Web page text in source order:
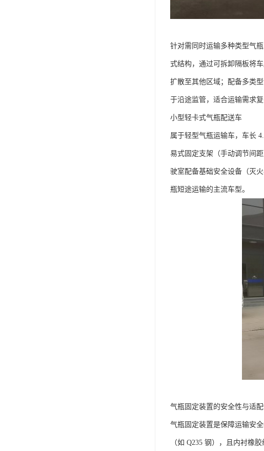
针对需同时运输多种类型气
式结构，通过可拆卸隔板将
扩散至其他区域；配备多类
于沿途监管，适合运输需求复
小型轻卡式气瓶配送车​
属于轻型气瓶运输车，车长
易式固定支架（手动调节间
驶室配备基础安全设备（灭
瓶短途运输的主流车型。​
气瓶固定装置的安全性与适
气瓶固定装置是保障运输安
（如 Q235 钢），且内衬橡